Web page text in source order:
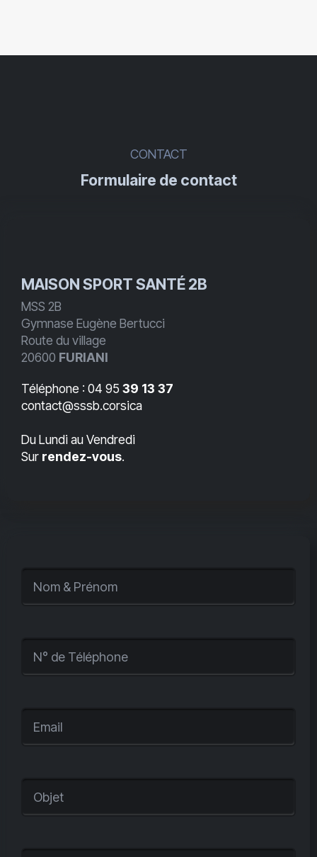
CONTACT
Formulaire de contact
MAISON SPORT SANTÉ 2B
MSS 2B
Gymnase Eugène Bertucci
Route du village
20600 FURIANI
Téléphone : 04 9539 13 37
contact@sssb.corsica
Du Lundi au Vendredi
Sur rendez-vous.